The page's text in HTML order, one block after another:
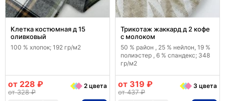
Клетка костюмная д 15
оливковый
100 % хлопок; 192 гр/м2
от 228 ₽
от 328 ₽
2 цвета
Трикотаж жаккард д 2 кофе
с молоком
50 % район , 25 % нейлон, 19 %
полиэстер , 6 % спандекс; 348
гр/м2
от 319 ₽
от 437 ₽
3 цвета